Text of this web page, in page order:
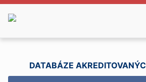
Přeskočit
DATABÁZE